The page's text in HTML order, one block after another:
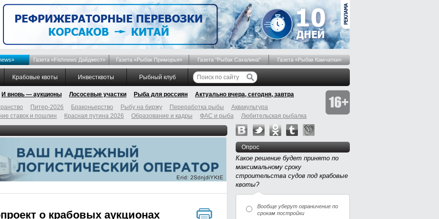
Газета «Fishnews Дайджест» Газета «Рыбак Приморья» Газета "Рыбак Сахалина" Газета «Рыбак Камчатки»
Крабовые квоты Инвестквоты Рыбный клуб
И вновь — аукционы Лососевые участки Рыба для россиян
Актуально вчера, сегодня, завтра
Питер-2026 Браконьерство Рыбу на биржу Переработка рыбы
Аквакультура
ставок и пошлин Красная путина 2026 Образование и кадры ФАС и рыба Любительская рыбалка
о крабовых аукционах
Опрос
Какое решение будет принято по
максимальному сроку
строительства судов под крабовые
квоты?
Вообще уберут ограничение по
срокам постройки